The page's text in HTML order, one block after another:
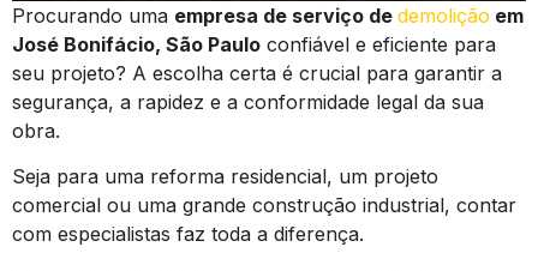
Procurando uma empresa de serviço de demolição em
José Bonifácio, São Paulo confiável e eficiente para
seu projeto? A escolha certa é crucial para garantir a
segurança, a rapidez e a conformidade legal da sua
obra.
Seja para uma reforma residencial, um projeto
comercial ou uma grande construção industrial, contar
com especialistas faz toda a diferença.